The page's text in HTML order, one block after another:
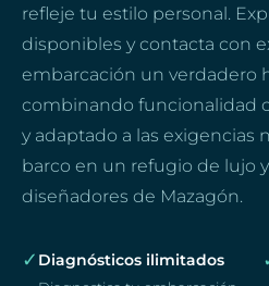
refleje tu estilo personal.
disponibles y contacta con
embarcación un verdadero
combinando funcionalidad
y adaptado a las exigencias
barco en un refugio de lujo
diseñadores de Mazagón.
✓ Diagnósticos ilimitados